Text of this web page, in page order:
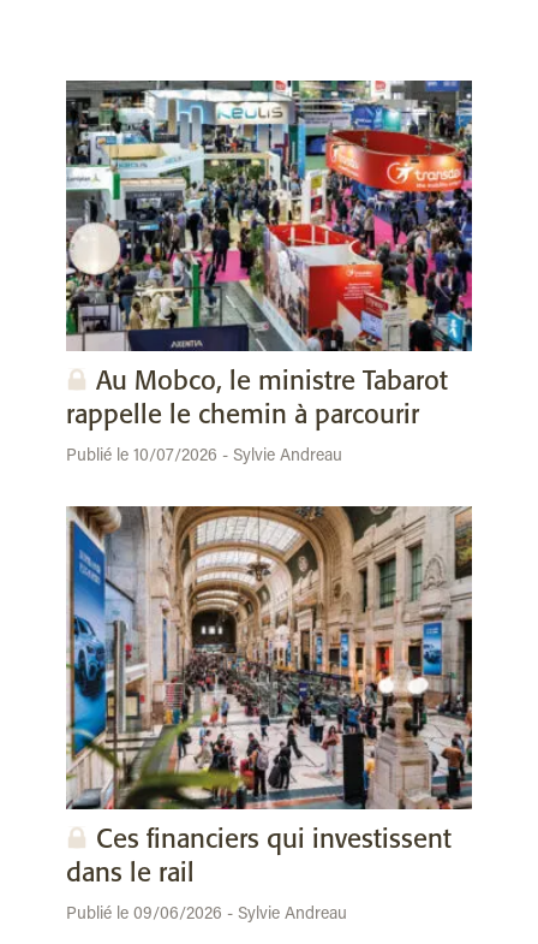
Au Mobco, le ministre Tabarot
rappelle le chemin à parcourir
Publié le 10/07/2026 - Sylvie Andreau
Ces financiers qui investissent
dans le rail
Publié le 09/06/2026 - Sylvie Andreau